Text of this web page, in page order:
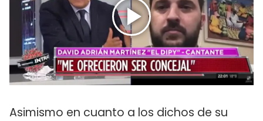
Asimismo en cuanto a los dichos de su